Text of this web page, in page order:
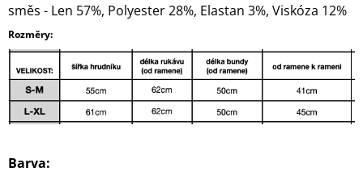
směs - Len 57%, Polyester 28%, Elastan 3%, Viskóza 12%
Rozměry:
Barva: